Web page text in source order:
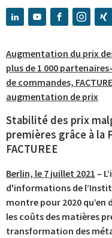
Augmentation du prix
plus de 1 000
de commandes,
augmentation de prix
Stabilité des prix
premières grâce à la
FACTUREE
Berlin, le 7 juillet 2021 –
d'informations de
montre pour 2020 qu’en
les coûts des matières
transformation des